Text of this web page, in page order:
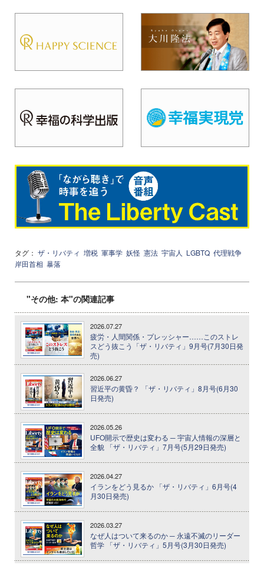
タグ： ザ・リバティ 増税 軍事学 妖怪 憲法 宇宙人 LGBTQ 代理戦争
岸田首相 暴落
"その他: 本"の関連記事
2026.07.27
疲労・人間関係・プレッシャー……このストレ
スどう抜こう「ザ・リバティ」9月号(7月30日発
売)
2026.06.27
習近平の黄昏？ 「ザ・リバティ」8月号(6月30
日発売)
2026.05.26
UFO開示で歴史は変わる ─ 宇宙人情報の深層と
全貌 「ザ・リバティ」7月号(5月29日発売)
2026.04.27
イランをどう見るか 「ザ・リバティ」6月号(4
月30日発売)
2026.03.27
なぜ人はついて来るのか ─ 永遠不滅のリーダー
哲学 「ザ・リバティ」5月号(3月30日発売)